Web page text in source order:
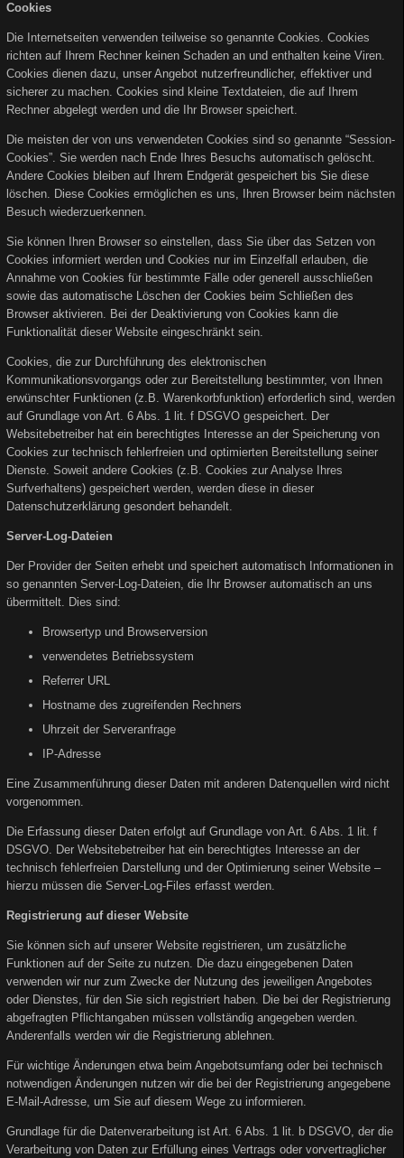
Cookies
Die Internetseiten verwenden teilweise so genannte Cookies. Cookies
richten auf Ihrem Rechner keinen Schaden an und enthalten keine Viren.
Cookies dienen dazu, unser Angebot nutzerfreundlicher, effektiver und
sicherer zu machen. Cookies sind kleine Textdateien, die auf Ihrem
Rechner abgelegt werden und die Ihr Browser speichert.
Die meisten der von uns verwendeten Cookies sind so genannte “Session-
Cookies”. Sie werden nach Ende Ihres Besuchs automatisch gelöscht.
Andere Cookies bleiben auf Ihrem Endgerät gespeichert bis Sie diese
löschen. Diese Cookies ermöglichen es uns, Ihren Browser beim nächsten
Besuch wiederzuerkennen.
Sie können Ihren Browser so einstellen, dass Sie über das Setzen von
Cookies informiert werden und Cookies nur im Einzelfall erlauben, die
Annahme von Cookies für bestimmte Fälle oder generell ausschließen
sowie das automatische Löschen der Cookies beim Schließen des
Browser aktivieren. Bei der Deaktivierung von Cookies kann die
Funktionalität dieser Website eingeschränkt sein.
Cookies, die zur Durchführung des elektronischen
Kommunikationsvorgangs oder zur Bereitstellung bestimmter, von Ihnen
erwünschter Funktionen (z.B. Warenkorbfunktion) erforderlich sind, werden
auf Grundlage von Art. 6 Abs. 1 lit. f DSGVO gespeichert. Der
Websitebetreiber hat ein berechtigtes Interesse an der Speicherung von
Cookies zur technisch fehlerfreien und optimierten Bereitstellung seiner
Dienste. Soweit andere Cookies (z.B. Cookies zur Analyse Ihres
Surfverhaltens) gespeichert werden, werden diese in dieser
Datenschutzerklärung gesondert behandelt.
Server-Log-Dateien
Der Provider der Seiten erhebt und speichert automatisch Informationen in
so genannten Server-Log-Dateien, die Ihr Browser automatisch an uns
übermittelt. Dies sind:
Browsertyp und Browserversion
verwendetes Betriebssystem
Referrer URL
Hostname des zugreifenden Rechners
Uhrzeit der Serveranfrage
IP-Adresse
Eine Zusammenführung dieser Daten mit anderen Datenquellen wird nicht
vorgenommen.
Die Erfassung dieser Daten erfolgt auf Grundlage von Art. 6 Abs. 1 lit. f
DSGVO. Der Websitebetreiber hat ein berechtigtes Interesse an der
technisch fehlerfreien Darstellung und der Optimierung seiner Website –
hierzu müssen die Server-Log-Files erfasst werden.
Registrierung auf dieser Website
Sie können sich auf unserer Website registrieren, um zusätzliche
Funktionen auf der Seite zu nutzen. Die dazu eingegebenen Daten
verwenden wir nur zum Zwecke der Nutzung des jeweiligen Angebotes
oder Dienstes, für den Sie sich registriert haben. Die bei der Registrierung
abgefragten Pflichtangaben müssen vollständig angegeben werden.
Anderenfalls werden wir die Registrierung ablehnen.
Für wichtige Änderungen etwa beim Angebotsumfang oder bei technisch
notwendigen Änderungen nutzen wir die bei der Registrierung angegebene
E-Mail-Adresse, um Sie auf diesem Wege zu informieren.
Grundlage für die Datenverarbeitung ist Art. 6 Abs. 1 lit. b DSGVO, der die
Verarbeitung von Daten zur Erfüllung eines Vertrags oder vorvertraglicher